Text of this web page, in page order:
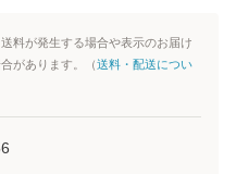
料が発生する場合や表示のお届け
があります。（送料・配送につい